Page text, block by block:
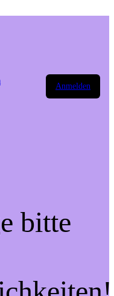
Anmelden
bitte